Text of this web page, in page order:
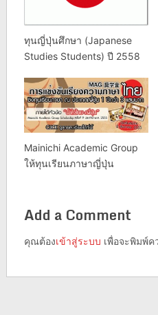
ทุนญี่ปุ่นศึกษา (Japanese
Studies Students) ปี 2558
Mainichi Academic Group
ให้ทุนเรียนภาษาญี่ปุ่น
Add a Comment
คุณต้องเข้าสู่ระบบ เพื่อจะพิมพ์ค